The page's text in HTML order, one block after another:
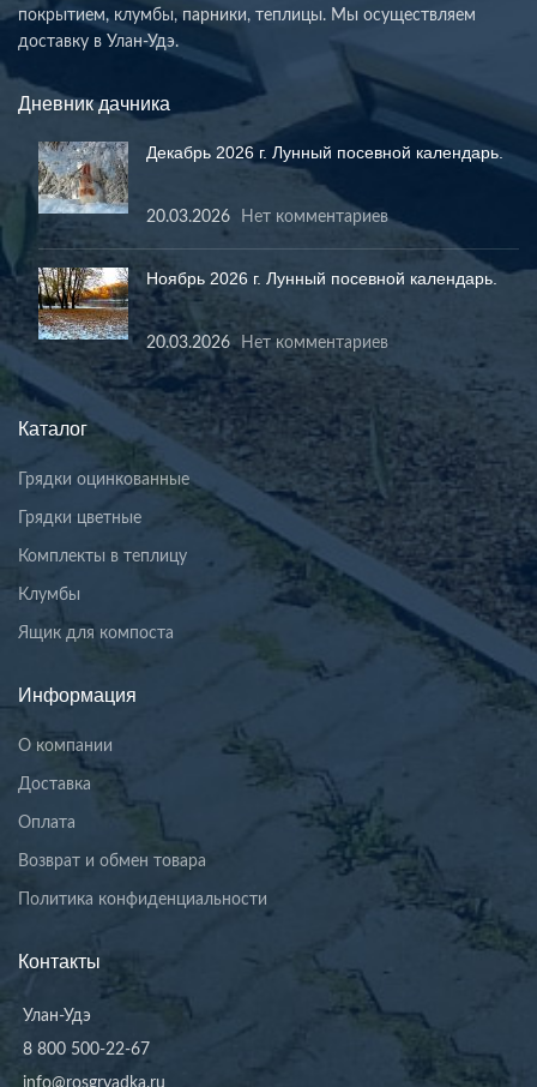
покрытием, клумбы, парники, теплицы. Мы осуществляем
доставку в Улан-Удэ.
Дневник дачника
Декабрь 2026 г. Лунный посевной календарь.
20.03.2026 Нет комментариев
Ноябрь 2026 г. Лунный посевной календарь.
20.03.2026 Нет комментариев
Каталог
Грядки оцинкованные
Грядки цветные
Комплекты в теплицу
Клумбы
Ящик для компоста
Информация
О компании
Доставка
Оплата
Возврат и обмен товара
Политика конфиденциальности
Контакты
Улан-Удэ
8 800 500-22-67